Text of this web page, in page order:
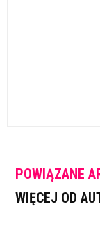
POWIĄZANE
WIĘCEJ OD